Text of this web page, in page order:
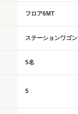
フロア6MT
ステーションワゴン
5名
5